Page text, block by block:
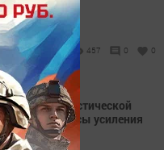
457 0 0
антитеррористической
вопросы усиления